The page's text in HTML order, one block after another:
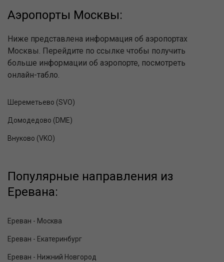
Аэропорты Москвы:
Ниже представлена информация об аэропортах
Москвы. Перейдите по ссылке чтобы получить
больше информации об аэропорте, посмотреть
онлайн-табло.
Шереметьево (SVO)
Домодедово (DME)
Внуково (VKO)
Популярные направления из
Еревана:
Ереван - Москва
Ереван - Екатеринбург
Ереван - Нижний Новгород